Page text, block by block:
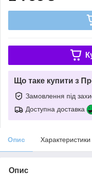
Що таке купити з
Замовлення під
Доступна доставка
Опис Характеристики
Опис